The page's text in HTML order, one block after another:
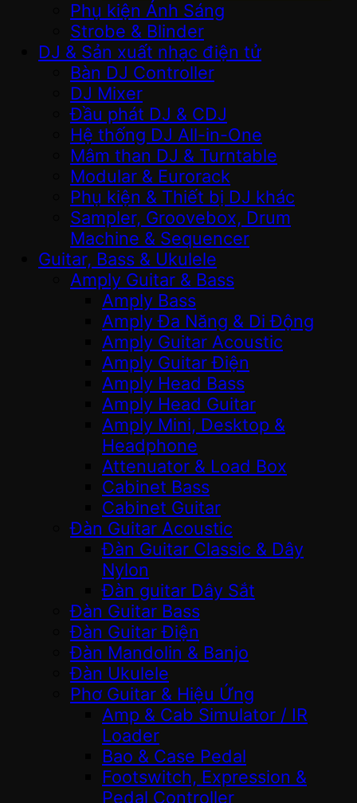
Phụ kiện Ánh Sáng
Strobe & Blinder
DJ & Sản xuất nhạc điện tử
Bàn DJ Controller
DJ Mixer
Đầu phát DJ & CDJ
Hệ thống DJ All-in-One
Mâm than DJ & Turntable
Modular & Eurorack
Phụ kiện & Thiết bị DJ khác
Sampler, Groovebox, Drum
Machine & Sequencer
Guitar, Bass & Ukulele
Amply Guitar & Bass
Amply Bass
Amply Đa Năng & Di Động
Amply Guitar Acoustic
Amply Guitar Điện
Amply Head Bass
Amply Head Guitar
Amply Mini, Desktop &
Headphone
Attenuator & Load Box
Cabinet Bass
Cabinet Guitar
Đàn Guitar Acoustic
Đàn Guitar Classic & Dây
Nylon
Đàn guitar Dây Sắt
Đàn Guitar Bass
Đàn Guitar Điện
Đàn Mandolin & Banjo
Đàn Ukulele
Phơ Guitar & Hiệu Ứng
Amp & Cab Simulator / IR
Loader
Bao & Case Pedal
Footswitch, Expression &
Pedal Controller